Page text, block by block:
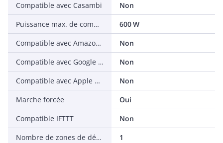
Compatible avec Casambi
Non
Puissance max. de commutation LED
600 W
Compatible avec Amazon Alexa
Non
Compatible avec Google Assistant
Non
Compatible avec Apple HomeKit
Non
Marche forcée
Oui
Compatible IFTTT
Non
Nombre de zones de détection
1